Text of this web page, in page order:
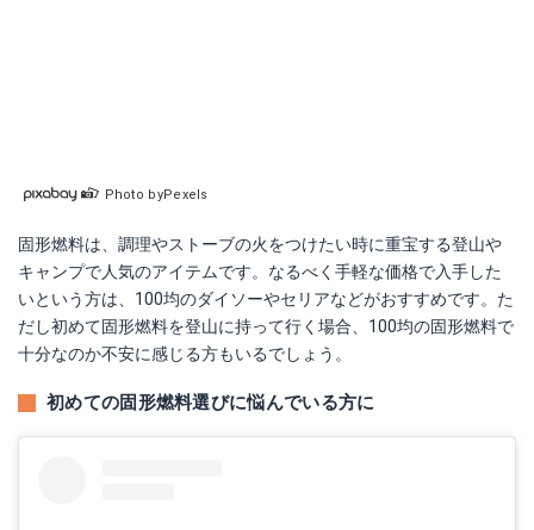
Photo byPexels
固形燃料は、調理やストーブの火をつけたい時に重宝する登山や
キャンプで人気のアイテムです。なるべく手軽な価格で入手した
いという方は、100均のダイソーやセリアなどがおすすめです。た
だし初めて固形燃料を登山に持って行く場合、100均の固形燃料で
十分なのか不安に感じる方もいるでしょう。
初めての固形燃料選びに悩んでいる方に